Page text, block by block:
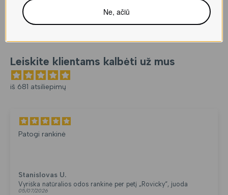
Leiskite klientams kalbėti už mus
iš 681 atsiliepimų
Patogi rankinė
Stanislovas U.
Vyriška natūralios odos rankinė per petį „Rovicky“, juoda
05/07/2026
Ne, ačiū